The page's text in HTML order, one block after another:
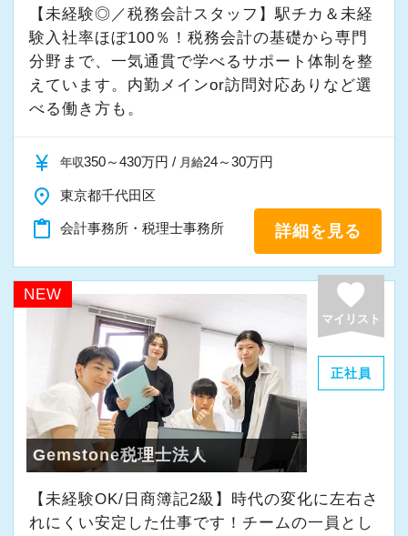
当社ならではの「仕事のステップ」を踏みなが
ら実務を経験することで、半年もすればある程
度一人で仕事をすることができるようになりま
す。
これまでも多くのインターン生が実践型インタ
た実績が当社にはあります！
実践型インターンを通して学校では絶対に学ぶ
ができます。
インターン終了後は新卒採用の道も用意してい
ます。26卒のインターン生も入社予定です。
【各種社会保険完備、ユニークな手当制度あ
り】
社会保険等の一般的な福利厚生の他に、各種手
当も充実。
税務能力検定等の資格検定に合格するともらえ
きる職場です。
新たなマネージャー候補として、将来的にオフ
ィスを任せられる方の力を求めています。
やる気とコミュニケーション能力を重視しま
税理士はサービス業です。誠実に仕事を行い、
お客様に満足していただくことを大事にしてく
スキルと経験に合わせてキャリアを重ねつつ、
部下のマネジメントも少しずつお任せして自信
を持っていけるよう私たちもバックアップしま
す。
最初は自信が無くても意欲があれば大丈夫で
す。
一緒に事務所を盛り立てていただける方をお待
ちしています！
【未経験◎／税務会計スタッフ】駅チカ＆未経
験入社率ほぼ100％！税務会計の基礎から専門
分野まで、一気通貫で学べるサポート体制を整
えています。内勤メインor訪問対応ありなど選
べる働き方も。
currency_yen 年収350～430万円 / 月給24～30万円
place 東京都千代田区
content_paste 会計事務所・税理士事務所 詳細を見る
NEW favorite
マイリスト
正社員
Gemstone税理士法人
【未経験OK/日商簿記2級】時代の変化に左右さ
れにくい安定した仕事です！チームの一員とし